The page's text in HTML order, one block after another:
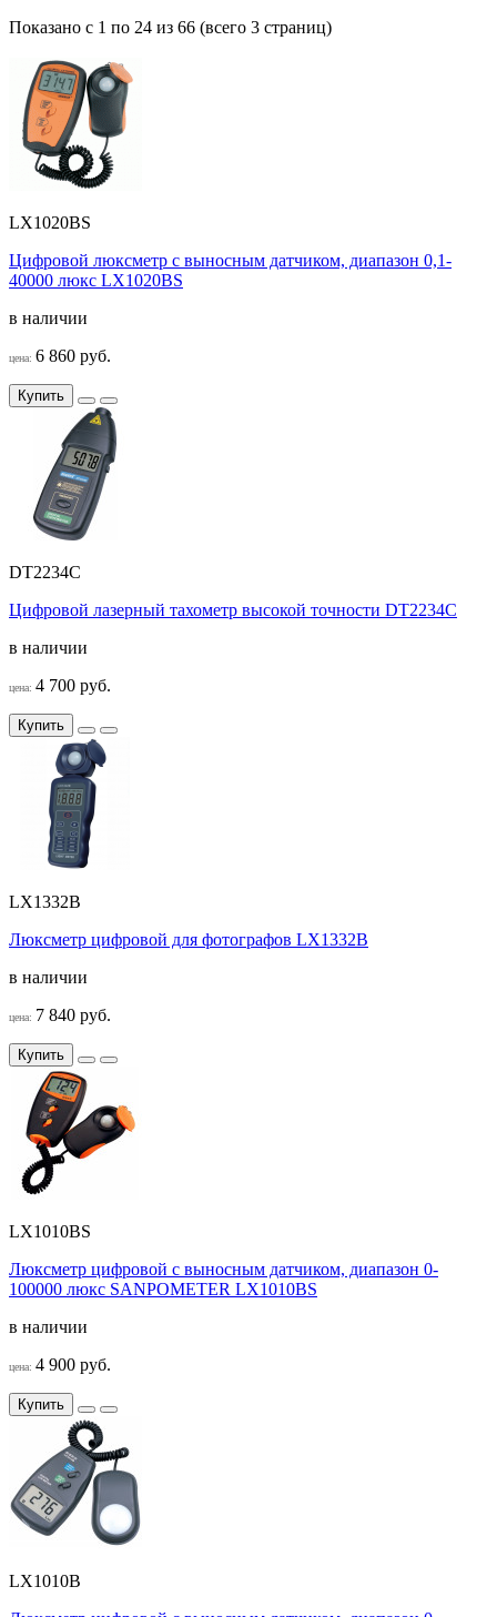
Показано с 1 по 24 из 66 (всего 3 страниц)
LX1020BS
Цифровой люксметр с выносным датчиком, диапазон 0,1-
40000 люкс LX1020BS
в наличии
цена: 6 860 руб.
Купить
DT2234C
Цифровой лазерный тахометр высокой точности DT2234C
в наличии
цена: 4 700 руб.
Купить
LX1332B
Люксметр цифровой для фотографов LX1332B
в наличии
цена: 7 840 руб.
Купить
LX1010BS
Люксметр цифровой с выносным датчиком, диапазон 0-
100000 люкс SANPOMETER LX1010BS
в наличии
цена: 4 900 руб.
Купить
LX1010B